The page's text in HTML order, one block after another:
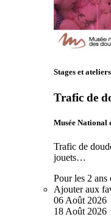
Stages et
Trafic de
Musée National
Trafic de
jouets…
Pour les 2 ans
Ajouter aux
06 Août 2026
18 Août 2026